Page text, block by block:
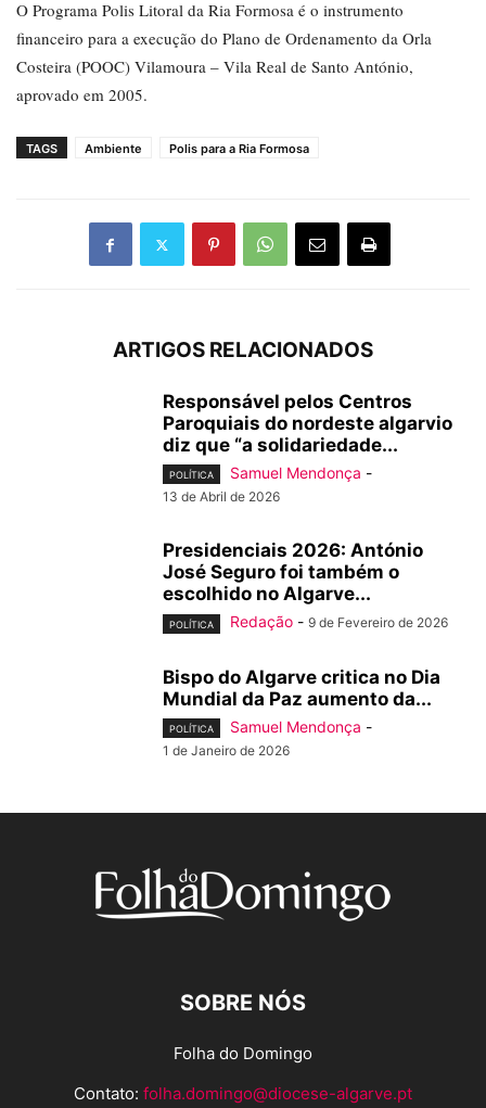
O Programa Polis Litoral da Ria Formosa é o instrumento
financeiro para a execução do Plano de Ordenamento da Orla
Costeira (POOC) Vilamoura – Vila Real de Santo António,
aprovado em 2005.
TAGS Ambiente Polis para a Ria Formosa
ARTIGOS RELACIONADOS
Responsável pelos Centros
Paroquiais do nordeste algarvio
diz que “a solidariedade...
POLÍTICA Samuel Mendonça -
13 de Abril de 2026
Presidenciais 2026: António
José Seguro foi também o
escolhido no Algarve...
POLÍTICA Redação - 9 de Fevereiro de 2026
Bispo do Algarve critica no Dia
Mundial da Paz aumento da...
POLÍTICA Samuel Mendonça -
1 de Janeiro de 2026
SOBRE NÓS
Folha do Domingo
Contato: folha.domingo@diocese-algarve.pt